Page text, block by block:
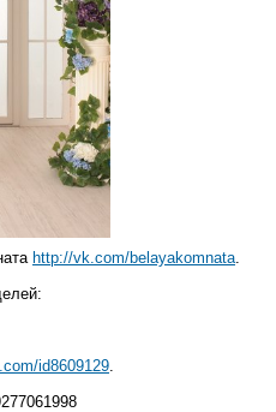
http://vk.com/belayakomnata
id8609129